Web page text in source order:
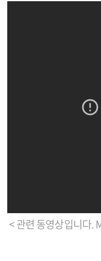
< 관련 동영상입니다.